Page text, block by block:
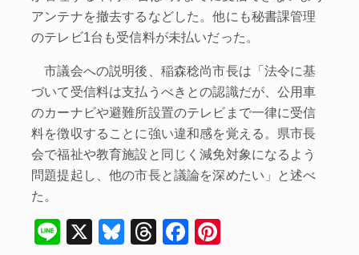
アンテナを撤去するなどした。他にも秘書課管理
のテレビ1台も受信料が未払いだった。
市議会への説明後、稲森稔尚市長は「法令に基
づいて受信料は支払うべきとの認識だが、公用車
のカーナビや避難所設置のテレビまで一律に受信
料を徴収することに強い違和感を覚える。県市長
会で福祉や教育施設と同じく減免対象になるよう
問題提起し、他の市長と議論を深めたい」と述べ
た。
Li
X
Bl
T
F